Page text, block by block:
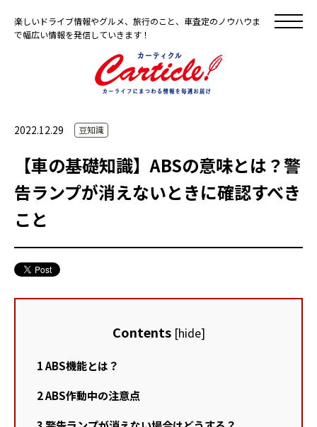
楽しいドライブ情報やグルメ、旅行のこと、車査定のノウハウま
で幅広い情報を発信していきます！
2022.12.29 豆知識
【車の基礎知識】ABSの意味とは？警
告ランプが消えないときに確認すべき
こと
Contents [hide]
1ABS機能とは？
2ABS作動中の注意点